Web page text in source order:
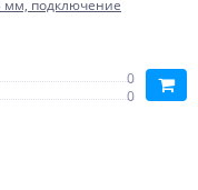
мм, подключение
0
0